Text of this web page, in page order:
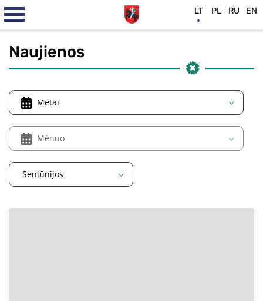
Naujienos
Metai
Mėnuo
Seniūnijos
LT PL RU EN